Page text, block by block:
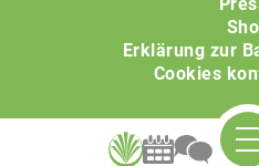
Erklärung zur
Cookies